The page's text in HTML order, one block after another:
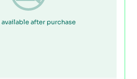
available after purchase